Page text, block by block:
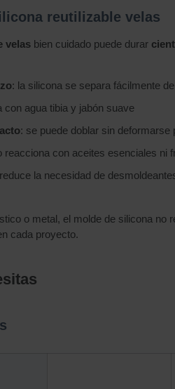
reutilizable velas
velas bien cuidado puede durar
: la silicona se separa fácilmente
con agua tibia y jabón suave
: se puede doblar sin deformarse
reacciona con aceites esenciales ni
la necesidad de
o metal, el molde de silicona no
cada proyecto.